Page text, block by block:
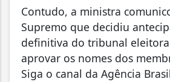
Contudo, a ministra
Supremo que decidiu
definitiva do tribunal
aprovar os nomes dos
Siga o canal da Agência